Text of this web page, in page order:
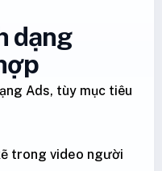
dạng
Ads, tùy mục tiêu
trong video người